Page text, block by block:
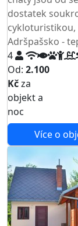
dostatek
cykloturistikou,
Adršpašsko -
4
Od: 2.100
Kčza
objekt a
noc
Více o